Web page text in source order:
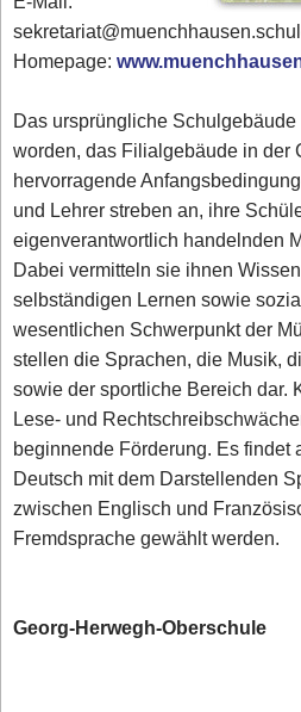
Homepage:
Das ursprüngliche
worden, das Filialgebäude in der
hervorragende
und Lehrer streben an, ihre
eigenverantwortlich handelnden
Dabei vermitteln sie ihnen
selbständigen Lernen sowie
wesentlichen Schwerpunkt der
stellen die Sprachen, die Musik,
sowie der sportliche Bereich dar.
Lese- und
beginnende Förderung. Es findet
Deutsch mit dem Darstellenden
zwischen Englisch und
Fremdsprache gewählt werden.
Georg-Herwegh-Oberschule